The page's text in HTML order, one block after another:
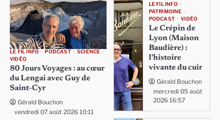
LE FIL INFO PODCAST
SCIENCE
VIDÉO
80 Jours Voyages : au cœur
du Lengai avec Guy de
Saint-Cyr
Gérald Bouchon
vendredi 07 août 2026 10:11
LE FIL INFO
PATRIMOINE
PODCAST
VIDÉO
Le Crépin de
Lyon (Maison
Baudière) :
l’histoire
vivante du cuir
Gérald Bouchon
mercredi 05 août
2026 16:57